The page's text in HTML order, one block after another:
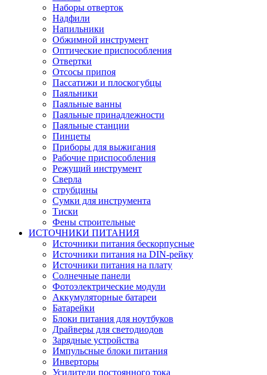
Наборы отверток
Надфили
Напильники
Обжимной инструмент
Оптические приспособления
Отвертки
Отсосы припоя
Пассатижи и плоскогубцы
Паяльники
Паяльные ванны
Паяльные принадлежности
Паяльные станции
Пинцеты
Приборы для выжигания
Рабочие приспособления
Режущий инструмент
Сверла
струбцины
Сумки для инструмента
Тиски
Фены строительные
ИСТОЧНИКИ ПИТАНИЯ
Источники питания бескорпусные
Источники питания на DIN-рейку
Источники питания на плату
Солнечные панели
Фотоэлектрические модули
Аккумуляторные батареи
Батарейки
Блоки питания для ноутбуков
Драйверы для светодиодов
Зарядные устройства
Импульсные блоки питания
Инверторы
Усилители постоянного тока